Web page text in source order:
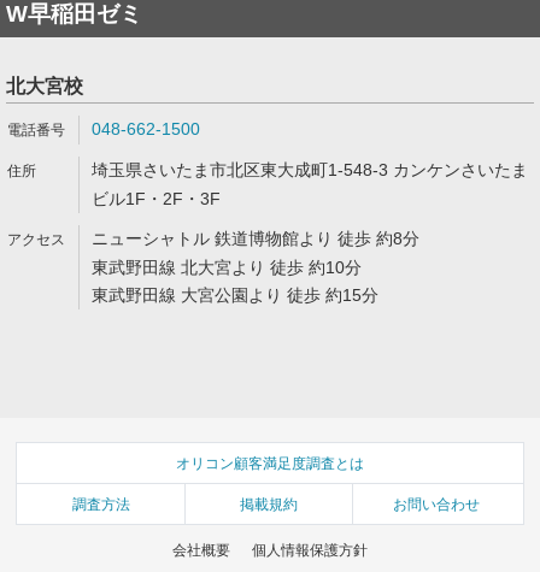
W早稲田ゼミ
北大宮校
048-662-1500
埼玉県さいたま市北区東大成町1-548-3 カンケンさいたま
ビル1F・2F・3F
ニューシャトル 鉄道博物館より 徒歩 約8分
東武野田線 北大宮より 徒歩 約10分
東武野田線 大宮公園より 徒歩 約15分
オリコン顧客満足度調査とは
調査方法 掲載規約 お問い合わせ
会社概要 個人情報保護方針